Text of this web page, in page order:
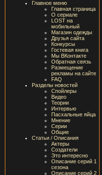
Главное меню
Главная страница
О сериале
LOST на
мобильный
Магазин одежды
Друзья сайта
Конкурсы
Гостевая книга
Мы ВКонтакте
Обратная связь
Размещение
рекламы на сайте
FAQ
Разделы новостей
Спойлеры
Видео
Теории
Интервью
Пасхальные яйца
Мнение
Серии
Общие
Статьи / Описания
Актеры
Создатели
Это интересно
Описание серий 1
сезона
Описание серий 2